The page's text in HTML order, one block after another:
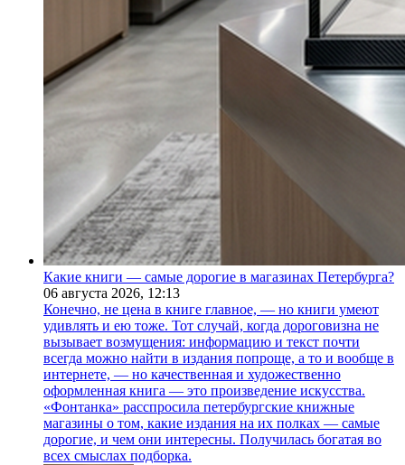
Какие книги — самые дорогие в магазинах Петербурга?
06 августа 2026, 12:13
Конечно, не цена в книге главное, — но книги умеют
удивлять и ею тоже. Тот случай, когда дороговизна не
вызывает возмущения: информацию и текст почти
всегда можно найти в издания попроще, а то и вообще в
интернете, — но качественная и художественно
оформленная книга — это произведение искусства.
«Фонтанка» расспросила петербургские книжные
магазины о том, какие издания на их полках — самые
дорогие, и чем они интересны. Получилась богатая во
всех смыслах подборка.